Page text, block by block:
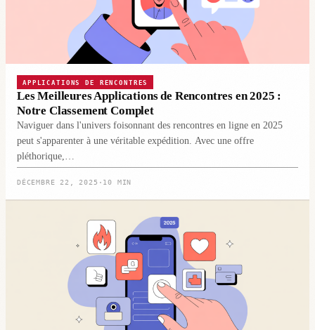
APPLICATIONS DE RENCONTRES
Les Meilleures Applications de Rencontres en 2025 :
Notre Classement Complet
Naviguer dans l'univers foisonnant des rencontres en ligne en 2025
peut s'apparenter à une véritable expédition. Avec une offre
pléthorique,…
DÉCEMBRE 22, 2025 · 10 MIN